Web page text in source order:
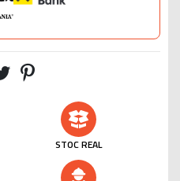
STOC REAL